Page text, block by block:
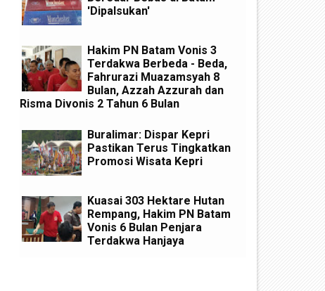
'Dipalsukan'
Hakim PN Batam Vonis 3
Terdakwa Berbeda - Beda,
Fahrurazi Muazamsyah 8
Bulan, Azzah Azzurah dan
Risma Divonis 2 Tahun 6 Bulan
Buralimar: Dispar Kepri
Pastikan Terus Tingkatkan
Promosi Wisata Kepri
Kuasai 303 Hektare Hutan
Rempang, Hakim PN Batam
Vonis 6 Bulan Penjara
Terdakwa Hanjaya